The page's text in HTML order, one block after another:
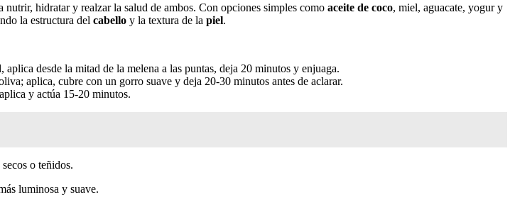
hidratar y realzar la salud de ambos. Con opciones simples como aceite de coco, miel, aguacate, yogur y
la estructura del cabello y la textura de la piel.
desde la mitad de la melena a las puntas, deja 20 minutos y enjuaga.
aplica, cubre con un gorro suave y deja 20-30 minutos antes de aclarar.
y actúa 15-20 minutos.
o teñidos.
luminosa y suave.